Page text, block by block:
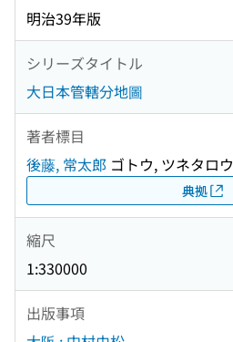
明治39年版
シリーズタイトル
大日本管轄分地圖
著者標目
後藤, 常太郎 ゴトウ, ツネタロウ
典拠
縮尺
1:330000
出版事項